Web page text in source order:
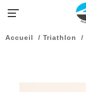
Accueil Triathlon